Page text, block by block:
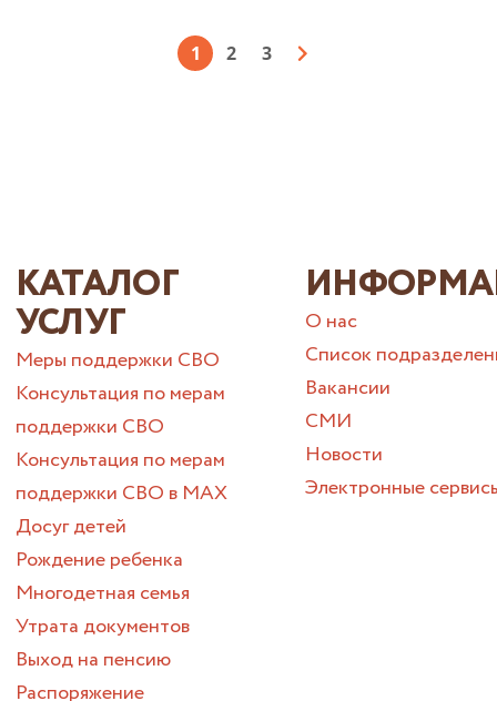
1 2 3
КАТАЛОГ
УСЛУГ
Меры поддержки СВО
Консультация по мерам
поддержки СВО
Консультация по мерам
поддержки СВО в МАХ
Досуг детей
Рождение ребенка
Многодетная семья
Утрата документов
Выход на пенсию
Распоряжение
О нас
Список
Вакансии
СМИ
Новости
Электронные